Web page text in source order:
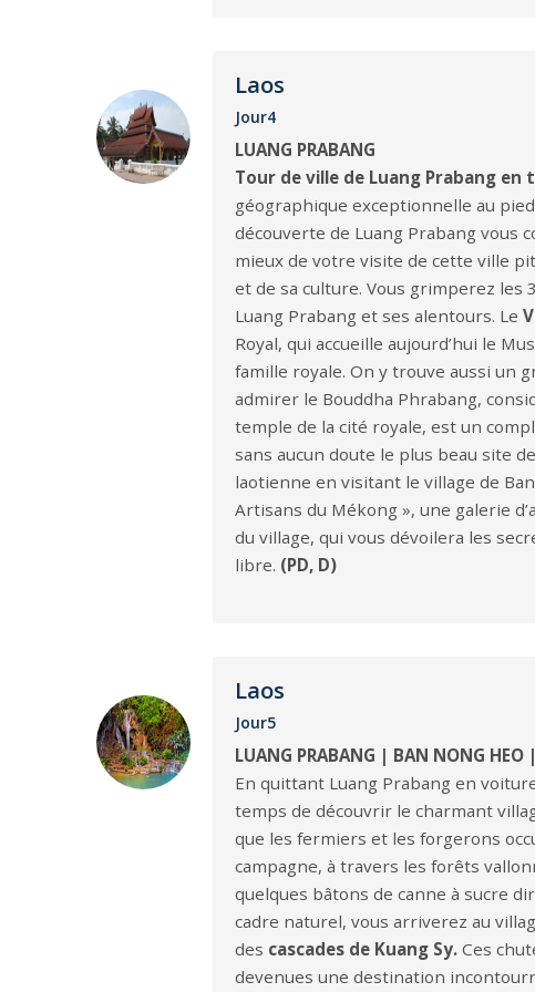
Laos
Jour4
LUANG PRABANG
Tour de ville de Luang Prabang en
géographique exceptionnelle au
découverte de Luang Prabang vous
mieux de votre visite de cette ville
et de sa culture. Vous grimperez les
Luang Prabang et ses alentours. Le
Royal, qui accueille aujourd’hui le
famille royale. On y trouve aussi un
admirer le Bouddha Phrabang,
temple de la cité royale, est un
sans aucun doute le plus beau site
laotienne en visitant le village de
Artisans du Mékong », une galerie
du village, qui vous dévoilera les
libre. (PD, D)
Laos
Jour5
LUANG PRABANG | BAN NONG
En quittant Luang Prabang en
temps de découvrir le charmant
que les fermiers et les forgerons
campagne, à travers les forêts
quelques bâtons de canne à sucre
cadre naturel, vous arriverez au
des cascades de Kuang Sy. Ces
devenues une destination